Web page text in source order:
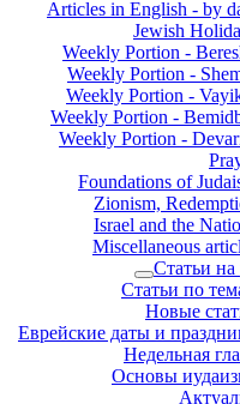
Articles in English - by
Jewish
Weekly Portion -
Weekly Portion -
Weekly Portion -
Weekly Portion -
Weekly Portion -
Foundations of
Zionism,
Israel and the
Miscellaneous
Статьи на
Статьи по
Новые
Еврейские даты и
Недельная
Основы